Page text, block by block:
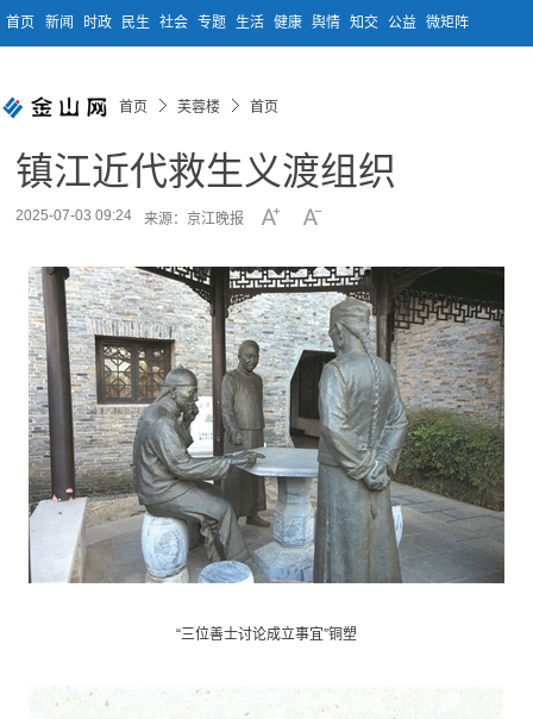
首页 新闻 时政 民生 社会 专题 生活 健康 舆情 知交 公益 微矩阵
首页 芙蓉楼 首页
镇江近代救生义渡组织
2025-07-03 09:24 来源：京江晚报
“三位善士讨论成立事宜”铜塑